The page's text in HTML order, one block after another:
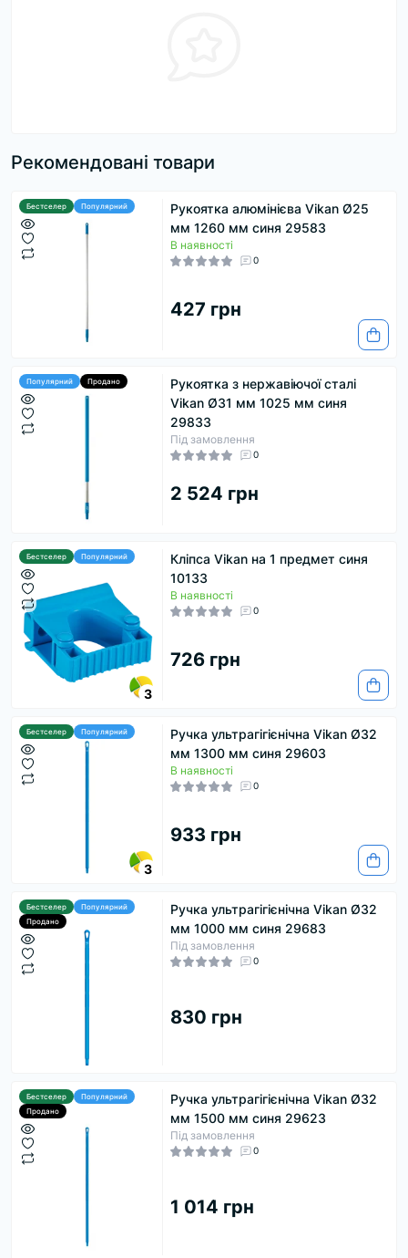
Рекомендовані товари
Бестселер Популярний
Рукоятка алюмінієва Vikan Ø25
мм 1260 мм синя 29583
В наявності
0
427 грн
Популярний Продано
Рукоятка з нержавіючої сталі
Vikan Ø31 мм 1025 мм синя
29833
Під замовлення
0
2 524 грн
Бестселер Популярний
3
Кліпса Vikan на 1 предмет синя
10133
В наявності
0
726 грн
Бестселер Популярний
3
Ручка ультрагігієнічна Vikan Ø32
мм 1300 мм синя 29603
В наявності
0
933 грн
Бестселер
Популярний
Продано
Ручка ультрагігієнічна Vikan Ø32
мм 1000 мм синя 29683
Під замовлення
0
830 грн
Бестселер
Популярний
Продано
Ручка ультрагігієнічна Vikan Ø32
мм 1500 мм синя 29623
Під замовлення
0
1 014 грн